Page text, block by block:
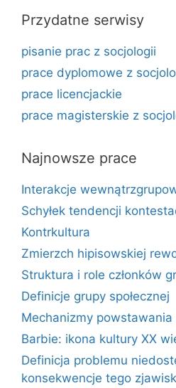
Przydatne serwisy
pisanie prac z socjologii
prace dyplomowe z
prace licencjackie
prace magisterskie z
Najnowsze prace
Interakcje
Schyłek tendencji
Kontrkultura
Zmierzch hipisowskiej
Struktura i role członków
Definicje grupy społecznej
Mechanizmy
Barbie: ikona kultury XX
Definicja problemu
konsekwencje tego